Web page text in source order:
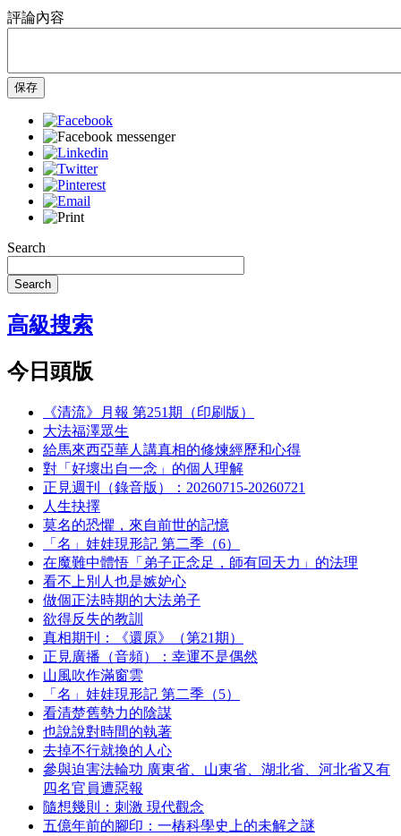
評論內容
保存
Search
Search
高級搜索
今日頭版
《清流》月報 第251期（印刷版）
大法福澤眾生
給馬來西亞華人講真相的修煉經歷和心得
對「好壞出自一念」的個人理解
正見週刊（錄音版）：20260715-20260721
人生抉擇
莫名的恐懼，來自前世的記憶
「名」娃娃現形記 第二季（6）
在魔難中體悟「弟子正念足，師有回天力」的法理
看不上別人也是嫉妒心
做個正法時期的大法弟子
欲得反失的教訓
真相期刊：《還原》（第21期）
正見廣播（音頻）：幸運不是偶然
山風吹作滿窗雲
「名」娃娃現形記 第二季（5）
看清楚舊勢力的陰謀
也說說對時間的執著
去掉不行就換的人心
參與迫害法輪功 廣東省、山東省、湖北省、河北省又有
四名官員遭惡報
隨想幾則：刺激 現代觀念
五億年前的腳印：一樁科學史上的未解之謎